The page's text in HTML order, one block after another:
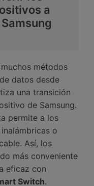
a
métodos
datos desde
una transición
de Samsung.󠀲󠀡󠀤󠀥󠀠󠀤󠀡󠀤󠀨󠀳󠀰
permite a los
o
Así, los
más conveniente
eficaz con
Switch.󠀲󠀡󠀤󠀥󠀠󠀤󠀡󠀥󠀠󠀳